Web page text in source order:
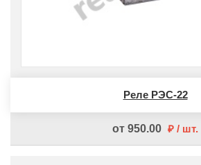
Реле РЭС-22
от 950.00 шт